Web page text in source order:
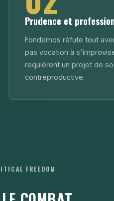
Prudence et
Fondemos réfute tout
pas vocation à
requièrent un projet de
contreproductive.
FREEDOM